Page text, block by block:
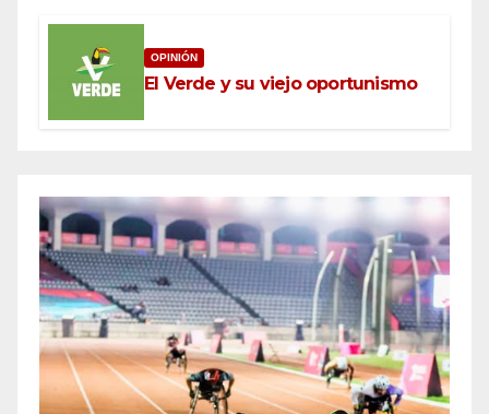
OPINIÓN
El Verde y su viejo oportunismo